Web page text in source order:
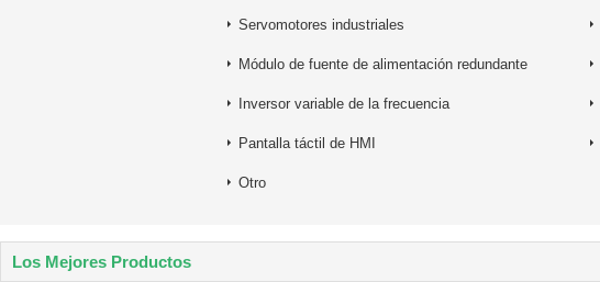
Servomotores industriales
Módulo de fuente de alimentación redundante
Inversor variable de la frecuencia
Pantalla táctil de HMI
Otro
Los Mejores Productos